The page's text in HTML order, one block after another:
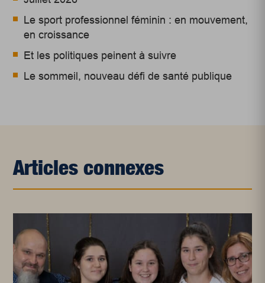
Le sport professionnel féminin : en mouvement,
en croissance
Et les politiques peinent à suivre
Le sommeil, nouveau défi de santé publique
Articles connexes